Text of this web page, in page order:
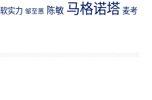
软实力 邹至蕙 陈敏 马格诺塔 麦考